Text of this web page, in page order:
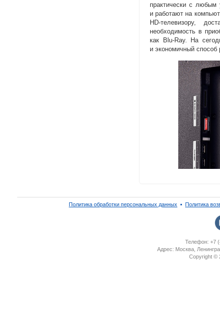
практически с любым
и работают на
HD-телевизору,
необходимость в
как
Blu-Ray. На
и экономичный способ
Политика обработки персональных данных ▪ Политика
Телефон: +7
Адрес: Москва,
Copyright ©